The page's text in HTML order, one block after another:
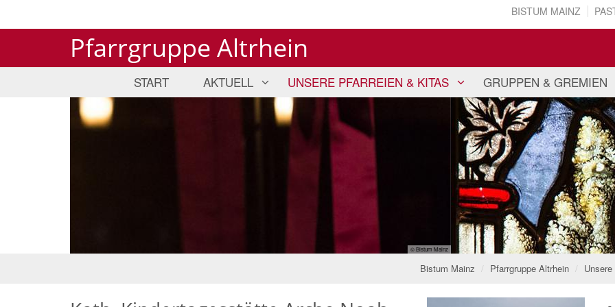
BISTUM MAINZ
Pfarrgruppe Altrhein
START AKTUELL UNSERE PFARREIEN & KITAS GRUPPEN & GREMIEN
Mariä Himmelfahrt | St.
Mariä Himmelfahrt | St.
Bistum Mainz Pfarrgruppe Altrhein